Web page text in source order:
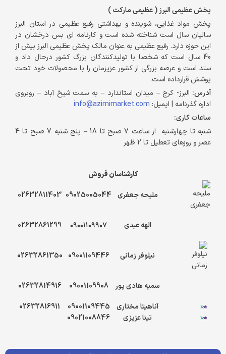
پخش عظیمی البرز ( عظیمی مارکت )
پخش مواد غذایی، شوینده و بهداشتی رفیع عظیمی در استان البرز
سالیان سال است شناخته شده است و کارنامه ای بس درخشان در
این حوزه دارد. رفیع عظیمی به عنوان مالک پخش عظیمی البرز بیش از
40 سال است که شخصا با تولیدکنندگان بزرگ کشور درحال داد و
ستد است و عرصه بزرگی از کشور عزیزمان را با محصولات خود تحت
پوشش قرارداده است.
آدرس: البرز- کرج – میدان استاندارد – به سمت شیخ آباد – روبروی
اداره گذرنامه | ایمیل: info@azimimarket.com
ساعات کاری:
شنبه تا چهارشنبه از ساعت 7 صبح تا 18 – پنج شنبه 7 صبح تا 4
عصر و روزهای تعطیل تا 2 ظهر
کارشناسان فروش
ملیحه جعفری 09025005044
02632811403
الهه عبدی ۰۹۰۰۱۱۰۹۹۰۷ 02632861299
نیلوفر زمانی 09001109446
02632861350
سمیه هادی پور 09001109908
02632814916
آناهیتا مختاری
09001109445
02632816911
تینا عزیزی
09021008846